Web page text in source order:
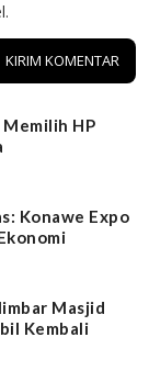
Memilih HP
Konawe Expo
Masjid
Kembali